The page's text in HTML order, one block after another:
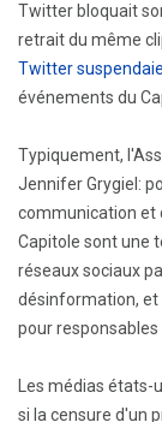
Twitter bloquait
retrait du même
Twitter
événements du
Typiquement,
Jennifer Grygiel:
communication et
Capitole sont une
réseaux sociaux
désinformation, et
pour
Les médias
si la censure d'un